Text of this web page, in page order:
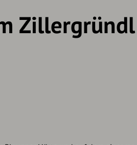
Zillergründl